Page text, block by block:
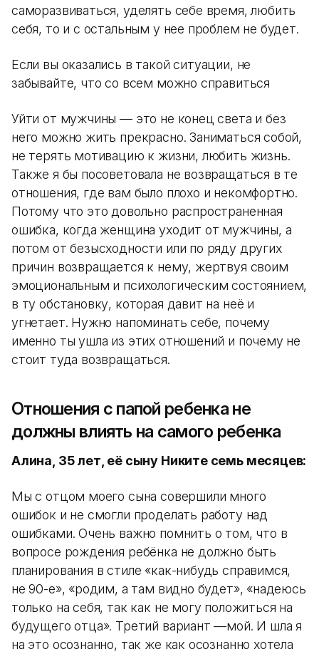
саморазвиваться, уделять себе время, любить
себя, то и с остальным у нее проблем не будет.
Если вы оказались в такой ситуации, не
забывайте, что со всем можно справиться
Уйти от мужчины — это не конец света и без
него можно жить прекрасно. Заниматься собой,
не терять мотивацию к жизни, любить жизнь.
Также я бы посоветовала не возвращаться в те
отношения, где вам было плохо и некомфортно.
Потому что это довольно распространенная
ошибка, когда женщина уходит от мужчины, а
потом от безысходности или по ряду других
причин возвращается к нему, жертвуя своим
эмоциональным и психологическим состоянием,
в ту обстановку, которая давит на неё и
угнетает. Нужно напоминать себе, почему
именно ты ушла из этих отношений и почему не
стоит туда возвращаться.
Отношения с папой ребенка не
должны влиять на самого ребенка
Алина, 35 лет, её сыну Никите семь месяцев:
Мы с отцом моего сына совершили много
ошибок и не смогли проделать работу над
ошибками. Очень важно помнить о том, что в
вопросе рождения ребёнка не должно быть
планирования в стиле «как-нибудь справимся,
не 90-е», «родим, а там видно будет», «надеюсь
только на себя, так как не могу положиться на
будущего отца». Третий вариант —мой. И шла я
на это осознанно, так же как осознанно хотела